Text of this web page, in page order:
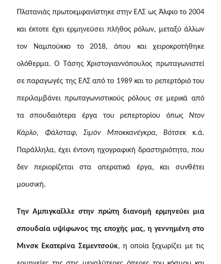
Πλατανιάς πρωτοεμφανίστηκε στην ΕΛΣ ως Άλφιο το 2004
και έκτοτε έχει ερμηνεύσει πλήθος ρόλων, μεταξύ άλλων
τον Ναμπούκκο το 2018, όπου και χειροκροτήθηκε
ολόθερμα. Ο Τάσης Χριστογιαννόπουλος πρωταγωνιστεί
σε παραγωγές της ΕΛΣ από το 1989 και το ρεπερτόριό του
περιλαμβάνει πρωταγωνιστικούς ρόλους σε μερικά από
τα σπουδαιότερα έργα του ρεπερτορίου όπωςΝτον
Κάρλο, Φάλσταφ,Σιμόν Μποκκανέγκρα,Βότσεκ κ.ά.
Παράλληλα, έχει έντονη ηχογραφική δραστηριότητα, που
δεν περιορίζεται στα οπερατικά έργα, και συνθέτει
μουσική.
Την Αμπιγκαΐλλε στην πρώτη διανομή ερμηνεύει μια
σπουδαία υψίφωνος της εποχής μας, η γεννημένη στο
Μινσκ Εκατερίνα Σεμεντσούκ, η οποία ξεχωρίζει με τις